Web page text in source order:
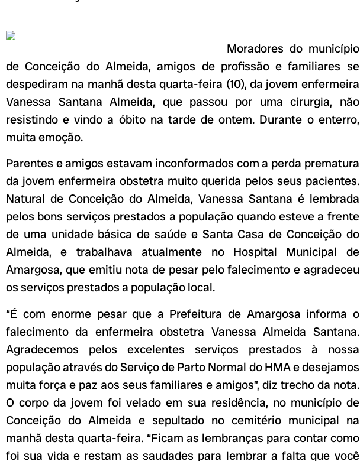
Moradores do município
de Conceição do Almeida, amigos de profissão e familiares se
despediram na manhã desta quarta-feira (10), da jovem enfermeira
Vanessa Santana Almeida, que passou por uma cirurgia, não
resistindo e vindo a óbito na tarde de ontem. Durante o enterro,
muita emoção.
Parentes e amigos estavam inconformados com a perda prematura
da jovem enfermeira obstetra muito querida pelos seus pacientes.
Natural de Conceição do Almeida, Vanessa Santana é lembrada
pelos bons serviços prestados a população quando esteve a frente
de uma unidade básica de saúde e Santa Casa de Conceição do
Almeida, e trabalhava atualmente no Hospital Municipal de
Amargosa, que emitiu nota de pesar pelo falecimento e agradeceu
os serviços prestados a população local.
“É com enorme pesar que a Prefeitura de Amargosa informa o
falecimento da enfermeira obstetra Vanessa Almeida Santana.
Agradecemos pelos excelentes serviços prestados à nossa
população através do Serviço de Parto Normal do HMA e desejamos
muita força e paz aos seus familiares e amigos”, diz trecho da nota.
O corpo da jovem foi velado em sua residência, no município de
Conceição do Almeida e sepultado no cemitério municipal na
manhã desta quarta-feira. “Ficam as lembranças para contar como
foi sua vida e restam as saudades para lembrar a falta que você